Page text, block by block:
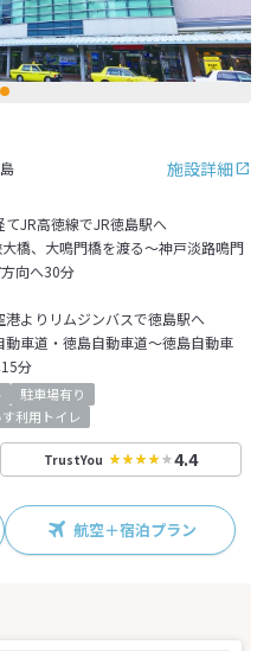
施設詳細
JR高徳線でJR徳島駅へ
橋、大鳴門橋を渡る～神戸淡路鳴門
向へ30分
よりリムジンバスで徳島駅へ
車道・徳島自動車道～徳島自動車
分
駐車場有り
利用トイレ
TrustYou 4.4
航空＋宿泊プラン